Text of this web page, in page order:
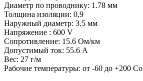
Диаметр по проводнику: 1.78 мм
Толщина изоляции: 0,9
Наружный диаметр: 3.5 мм
Напряжение : 600 V
Сопротивление: 15.6 Ом/км
Допустимый ток: 55.6 А
Вес: 27 г/м
Рабочие температуры: от -60 до +200 Сo